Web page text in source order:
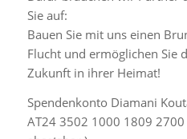
Sie auf:
Bauen Sie mit uns einen
Flucht und ermöglichen Sie
Zukunft in ihrer Heimat!
Spendenkonto Diamani
AT24 3502 1000 1809